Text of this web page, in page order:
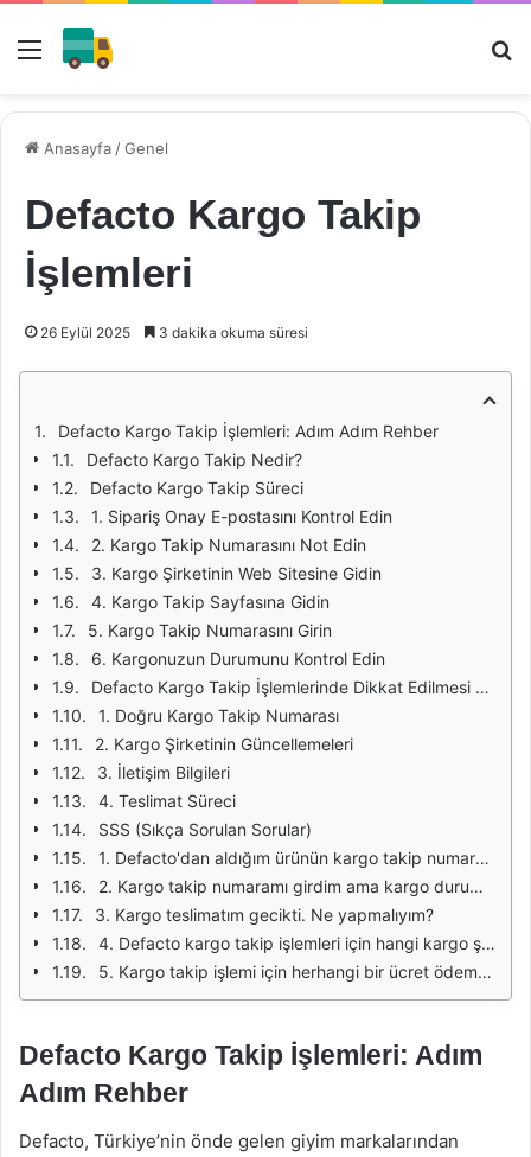
Menü
Anasayfa /Genel
Defacto Kargo Takip
İşlemleri
26 Eylül 2025 3 dakika okuma süresi
Defacto Kargo Takip İşlemleri: Adım Adım Rehber
Defacto Kargo Takip Nedir?
Defacto Kargo Takip Süreci
1. Sipariş Onay E-postasını Kontrol Edin
2. Kargo Takip Numarasını Not Edin
3. Kargo Şirketinin Web Sitesine Gidin
4. Kargo Takip Sayfasına Gidin
5. Kargo Takip Numarasını Girin
6. Kargonuzun Durumunu Kontrol Edin
Defacto Kargo Takip İşlemlerinde Dikkat Edilmesi Gerekenler
1. Doğru Kargo Takip Numarası
2. Kargo Şirketinin Güncellemeleri
3. İletişim Bilgileri
4. Teslimat Süreci
SSS (Sıkça Sorulan Sorular)
1. Defacto'dan aldığım ürünün kargo takip numarasını nereden bulabilirim?
2. Kargo takip numaramı girdim ama kargo durumunu göremiyorum. Ne yapmalıyım?
3. Kargo teslimatım gecikti. Ne yapmalıyım?
4. Defacto kargo takip işlemleri için hangi kargo şirketleri kullanıyor?
5. Kargo takip işlemi için herhangi bir ücret ödemem gerekiyor mu?
Defacto Kargo Takip İşlemleri: Adım
Adım Rehber
Defacto, Türkiye’nin önde gelen giyim markalarından